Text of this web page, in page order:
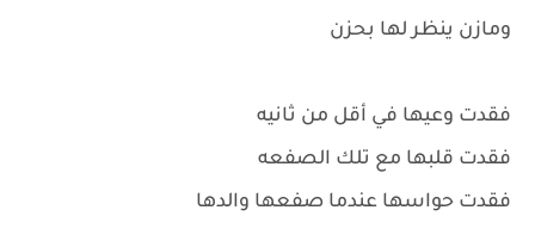
ومازن ينظر لها بحزن
فقدت وعيها في أقل من ثانيه
فقدت قلبها مع تلك الصفعه
فقدت حواسها عندما صفعها والدها